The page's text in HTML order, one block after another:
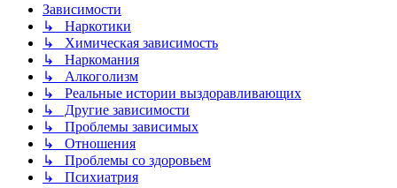
Зависимости
↳ Наркотики
↳ Химическая зависимость
↳ Наркомания
↳ Алкоголизм
↳ Реальные истории выздоравливающих
↳ Другие зависимости
↳ Проблемы зависимых
↳ Отношения
↳ Проблемы со здоровьем
↳ Психиатрия